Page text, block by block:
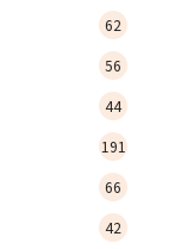
62
56
44
191
66
42